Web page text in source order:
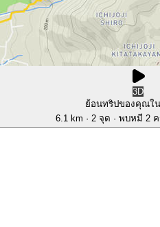
3D
ย้อนทริปของคุณใ
6.1 km · 2 จุด · พบหมี 2